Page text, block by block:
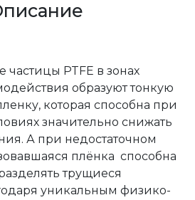
PTFE в зонах
образуют тонкую
которая способна при
значительно снижать
А при недостаточном
плёнка способна
трущиеся
уникальным физико-